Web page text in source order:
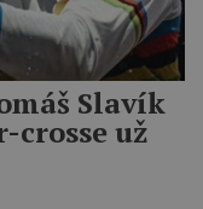
Slavík
crosse už